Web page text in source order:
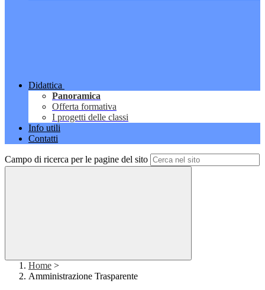
Didattica
Panoramica
Offerta formativa
I progetti delle classi
Info utili
Contatti
Campo di ricerca per le pagine del sito
Home >
Amministrazione Trasparente